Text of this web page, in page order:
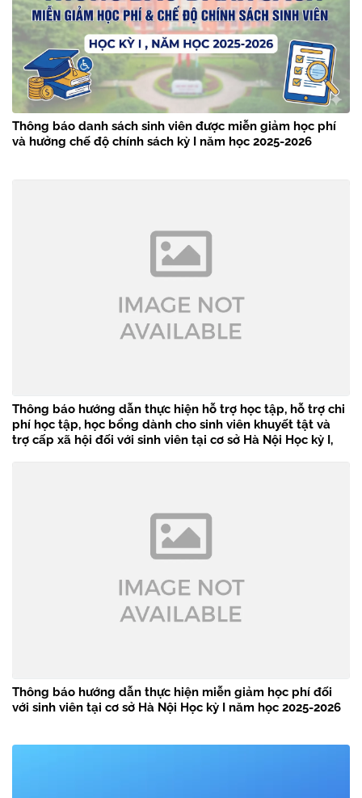
Thông báo danh sách sinh viên được miễn giảm học phí
và hưởng chế độ chính sách kỳ I năm học 2025-2026
Thông báo hướng dẫn thực hiện hỗ trợ học tập, hỗ trợ chi
phí học tập, học bổng dành cho sinh viên khuyết tật và
trợ cấp xã hội đối với sinh viên tại cơ sở Hà Nội Học kỳ I,
Thông báo hướng dẫn thực hiện miễn giảm học phí đối
với sinh viên tại cơ sở Hà Nội Học kỳ I năm học 2025-2026